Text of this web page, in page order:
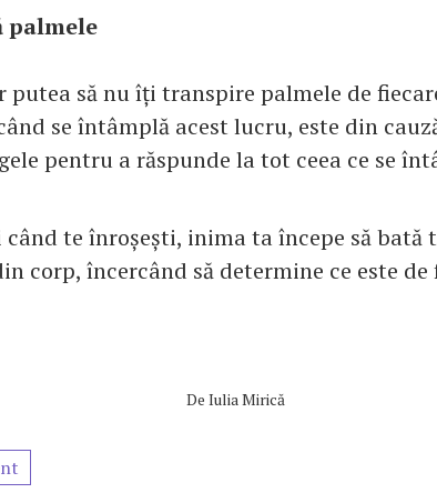
palmele
putea să nu îți transpire palmele de
se întâmplă acest lucru, este din
pentru a răspunde la tot ceea ce se
te înroșești, inima ta începe să bată
corp, încercând să determine ce este de
De Iulia Mirică